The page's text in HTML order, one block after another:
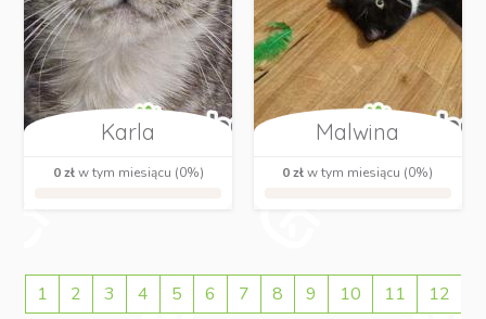
Karla
0 złw tym miesiącu (0%)
Malwina
0 złw tym miesiącu (0%)
1 2 3 4 5 6 7 8 9 10 11 12